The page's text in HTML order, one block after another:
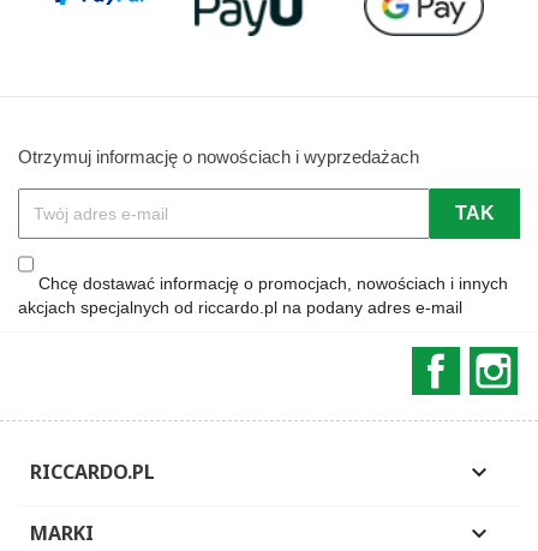
Otrzymuj informację o nowościach i wyprzedażach
Chcę dostawać informację o promocjach, nowościach i innych
akcjach specjalnych od riccardo.pl na podany adres e-mail
RICCARDO.PL 
MARKI 